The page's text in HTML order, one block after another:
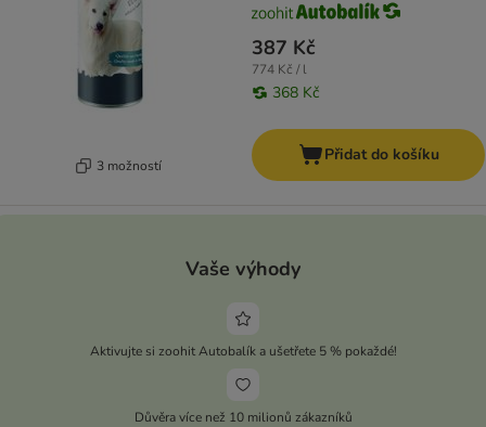
3 možností
387 Kč
774 Kč / l
368 Kč
Přidat do košíku
Vaše výhody
Aktivujte si zoohit Autobalík a ušetřete 5 % pokaždé!
Důvěra více než 10 milionů zákazníků